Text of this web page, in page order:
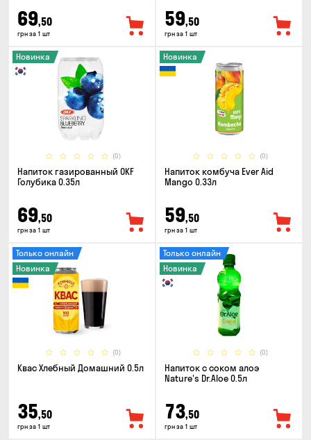
69,50
грн за 1 шт
59,50
грн за 1 шт
(0)
Новинка
Напиток газированный OKF
Голубика 0.35л
69,50
грн за 1 шт
(0)
Новинка
Напиток комбуча Ever Aid
Mango 0.33л
59,50
грн за 1 шт
(0)
Только онлайн
Новинка
Квас Хлебный Домашний 0.5л
35,50
грн за 1 шт
(0)
Только онлайн
Новинка
Напиток с соком алоэ
Nature's Dr.Aloe 0.5л
73,50
грн за 1 шт